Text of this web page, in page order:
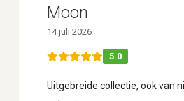
Moon
14 juli 2026
5.0
Uitgebreide collectie, ook van